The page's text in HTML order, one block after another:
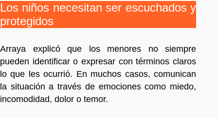
Los niños necesitan ser escuchados y
protegidos
Arraya explicó que los menores no siempre
pueden identificar o expresar con términos claros
lo que les ocurrió. En muchos casos, comunican
la situación a través de emociones como miedo,
incomodidad, dolor o temor.